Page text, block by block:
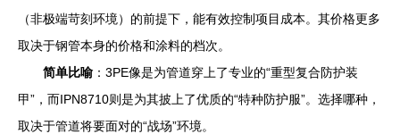
（非极端苛刻环境）的前提下，能有效控制项目成本。其价格更多
取决于钢管本身的价格和涂料的档次。
简单比喻 ：3PE像是为管道穿上了专业的“重型复合防护装
甲”，而IPN8710则是为其披上了优质的“特种防护服”。选择哪种，
取决于管道将要面对的“战场”环境。